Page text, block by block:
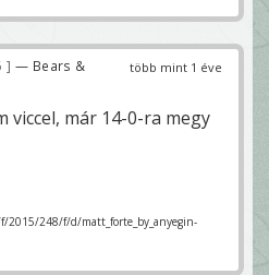
több mint 1 éve
— Bears &
viccel, már 14-0-ra megy
248/f/d/matt_forte_by_anyegin-